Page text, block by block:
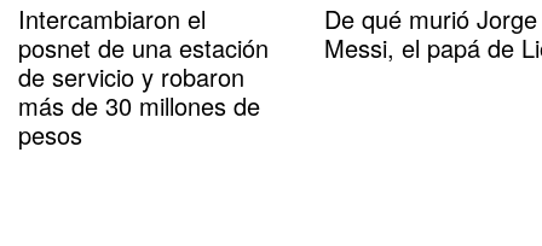
Intercambiaron el
posnet de una estación
de servicio y robaron
más de 30 millones de
pesos
De qué murió Jorge
Messi, el papá de